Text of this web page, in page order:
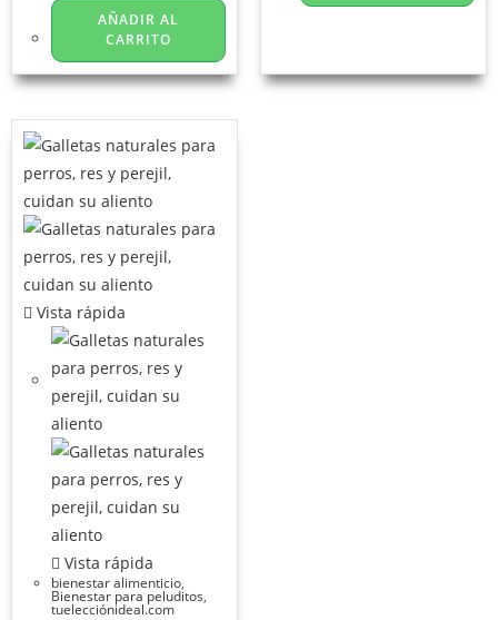
AÑADIR AL
CARRITO
Vista rápida
Vista rápida
bienestar alimenticio,
Bienestar para peluditos,
tuelecciónideal.com